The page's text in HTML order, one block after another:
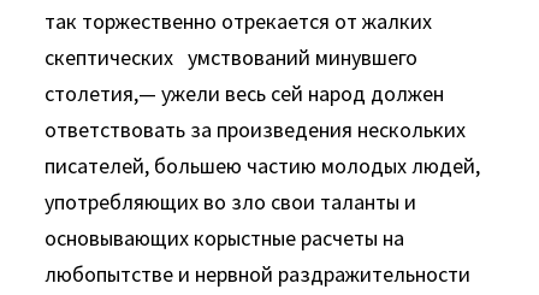
так торжественно отрекается от жалких
скептических умствований минувшего
столетия,— ужели весь сей народ должен
ответствовать за произведения нескольких
писателей, большею частию молодых людей,
употребляющих во зло свои таланты и
основывающих корыстные расчеты на
любопытстве и нервной раздражительности